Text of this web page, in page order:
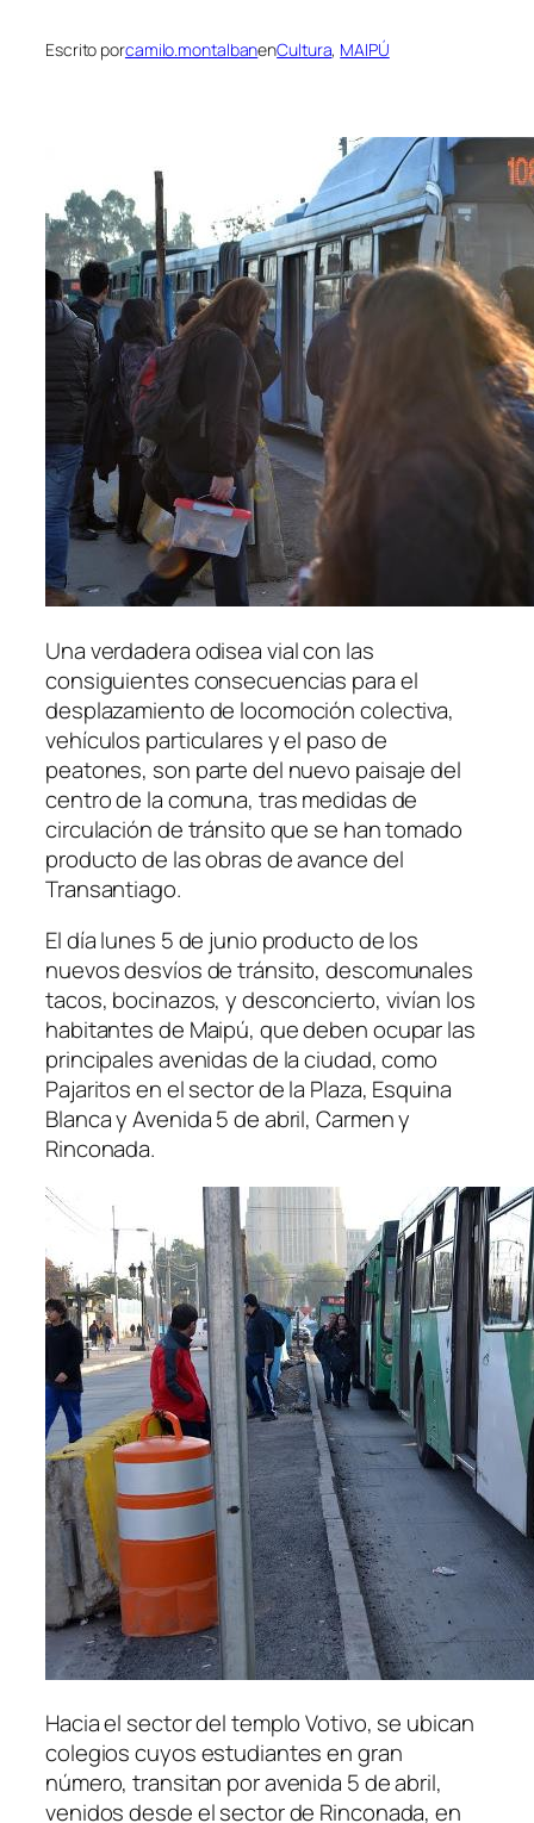
Escrito porcamilo.montalbanenCultura, MAIPÚ
Una verdadera odisea vial con las
consiguientes consecuencias para el
desplazamiento de locomoción colectiva,
vehículos particulares y el paso de
peatones, son parte del nuevo paisaje del
centro de la comuna, tras medidas de
circulación de tránsito que se han tomado
producto de las obras de avance del
Transantiago.
El día lunes 5 de junio producto de los
nuevos desvíos de tránsito, descomunales
tacos, bocinazos, y desconcierto, vivían los
habitantes de Maipú, que deben ocupar las
principales avenidas de la ciudad, como
Pajaritos en el sector de la Plaza, Esquina
Blanca y Avenida 5 de abril, Carmen y
Rinconada.
Hacia el sector del templo Votivo, se ubican
colegios cuyos estudiantes en gran
número, transitan por avenida 5 de abril,
venidos desde el sector de Rinconada, en